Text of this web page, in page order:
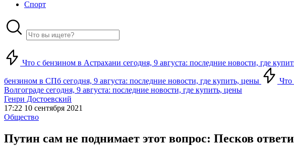
Спорт
Что с бензином в Астрахани сегодня, 9 августа: последние новости, где
бензином в СПб сегодня, 9 августа: последние новости, где купить, цены Что
Волгограде сегодня, 9 августа: последние новости, где купить, цены
Генри Достоевский
17:22 10 сентября 2021
Общество
Путин сам не поднимает этот вопрос: Песков